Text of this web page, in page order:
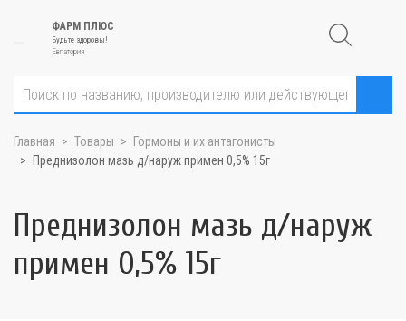
ФАРМ ПЛЮС
Будьте здоровы!
Евпатория
Главная Товары
Гормоны и их антагонисты
Преднизолон мазь д/наруж примен 0,5% 15г
Преднизолон мазь д/наруж
примен 0,5% 15г